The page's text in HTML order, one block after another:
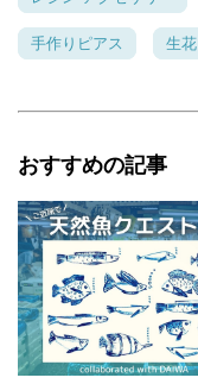
手作りピアス 生花
おすすめの記事